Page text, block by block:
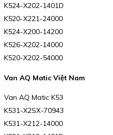
K524-X202-1401D
K520-X221-24000
K524-X200-14200
K526-X202-14000
K520-X202-54000
Van AQ Matic Việt Nam
Van AQ Matic K53
K531-X2SX-70943
K531-X212-14000